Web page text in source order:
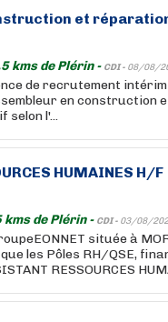
et
kms de Plérin - CDI - 08/08/
de recrutement
en construction
l'...
HUMAINES H/F
de Plérin - CDI - 03/08/
située à
les Pôles RH/QSE,
RESSOURCES